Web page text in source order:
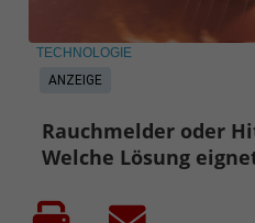
ANZEIGE
TECHNOLOGIE
Rauchmelder oder
Welche Lösung